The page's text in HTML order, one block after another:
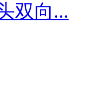
双向...